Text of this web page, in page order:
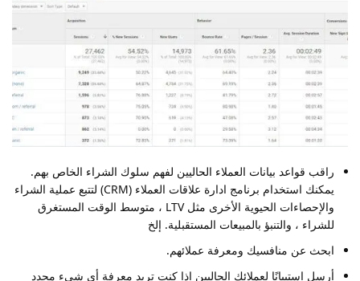
راقب قواعد بيانات العملاء الحاليين لفهم سلوك الشراء الخاص بهم.
يمكنك استخدام برنامج ادارة علاقات العملاء (CRM) لتتبع عملية الشراء
والإحصاءات الحيوية الأخرى مثل LTV ، متوسط ​​الوقت المستغرق
للشراء ، والتنبؤ بالمبيعات المستقبلية. إلخ
ابحث عن منافسيك ومعرفة عملائهم.
أرسل استبيانًا لعملائك الحاليين إذا كنت تريد معرفة أي شيء محدد